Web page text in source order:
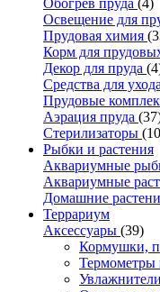
Освещение для
Прудовая химия
Корм для
Декор для пруда
Средства для
Прудовые
Аэрация пруда
Стерилизаторы
Рыбки и растения
Аквариумные
Аквариумные
Домашние
Террариум
Аксессуары (39)
Кормушки,
Термометры